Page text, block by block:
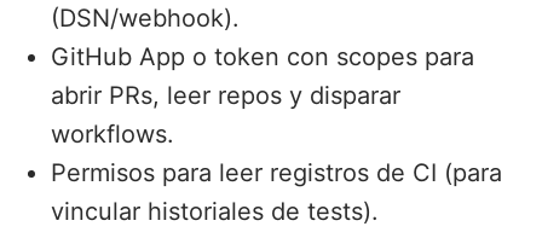
(DSN/webhook).
GitHub App o token con scopes para
abrir PRs, leer repos y disparar
workflows.
Permisos para leer registros de CI (para
vincular historiales de tests).